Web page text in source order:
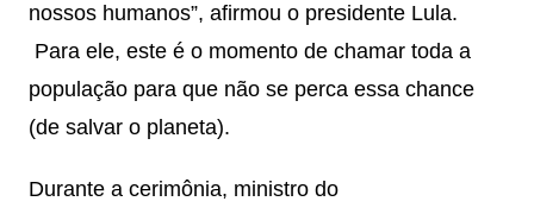
nossos humanos”, afirmou o presidente Lula.
Para ele, este é o momento de chamar toda a
população para que não se perca essa chance
(de salvar o planeta).
Durante a cerimônia, ministro do